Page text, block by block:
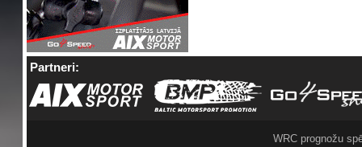
Partneri:
WRC prognožu